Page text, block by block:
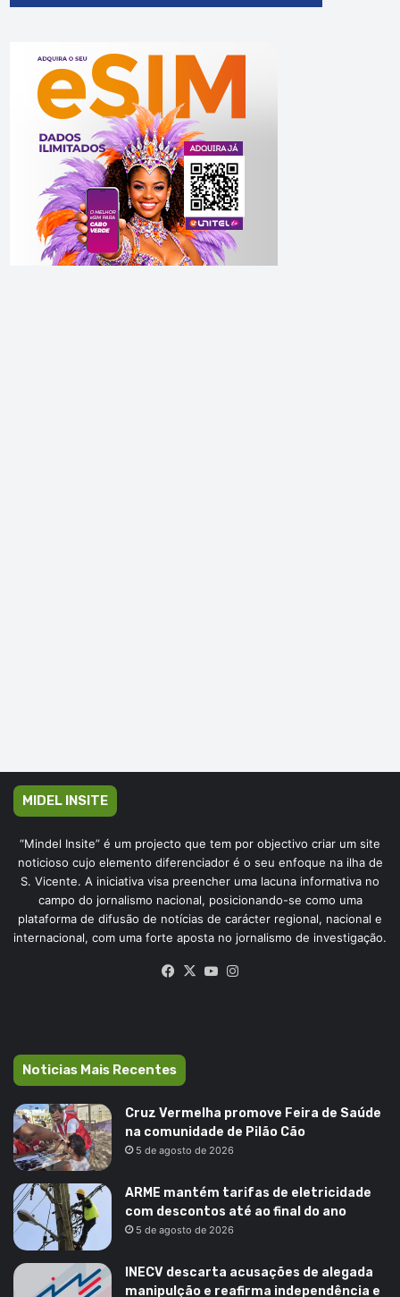
MIDEL INSITE
“Mindel Insite” é um projecto que tem por objectivo criar um site
noticioso cujo elemento diferenciador é o seu enfoque na ilha de
S. Vicente. A iniciativa visa preencher uma lacuna informativa no
campo do jornalismo nacional, posicionando-se como uma
plataforma de difusão de notícias de carácter regional, nacional e
internacional, com uma forte aposta no jornalismo de investigação.
Facebook
X YouTube
Noticias Mais Recentes
Cruz Vermelha promove Feira de Saúde
na comunidade de Pilão Cão
5 de agosto de 2026
ARME mantém tarifas de eletricidade
com descontos até ao final do ano
5 de agosto de 2026
INECV descarta acusações de alegada
manipulção e reafirma independência e